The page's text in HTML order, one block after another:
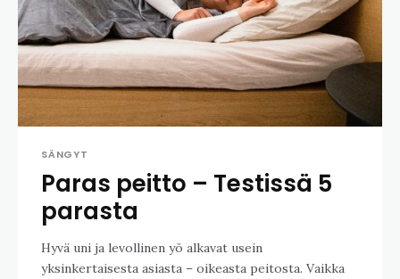
SÄNGYT
Paras peitto – Testissä 5
parasta
Hyvä uni ja levollinen yö alkavat usein
yksinkertaisesta asiasta – oikeasta peitosta. Vaikka